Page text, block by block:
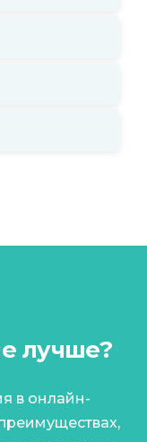
лучше?
в онлайн-